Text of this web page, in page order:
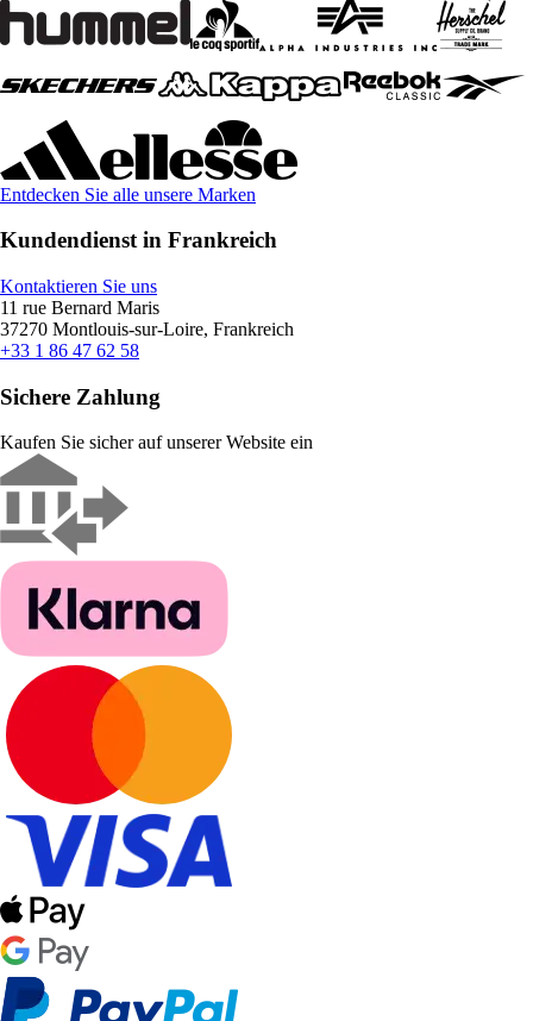
Entdecken Sie alle unsere Marken
Kundendienst in Frankreich
Kontaktieren Sie uns
11 rue Bernard Maris
37270 Montlouis-sur-Loire, Frankreich
+33 1 86 47 62 58
Sichere Zahlung
Kaufen Sie sicher auf unserer Website ein